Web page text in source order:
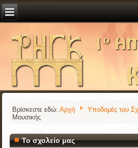
Βρίσκεστε εδώ:Αρχή Υποδομές του
Μουσικής
Το σχολείο μας